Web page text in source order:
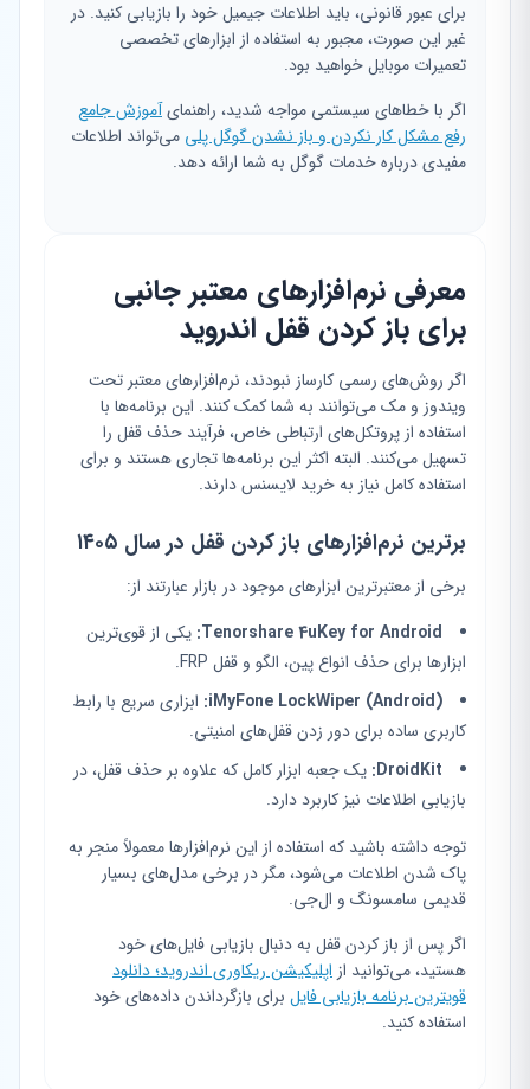
برای عبور قانونی، باید اطلاعات جیمیل خود را بازیابی کنید. در
غیر این صورت، مجبور به استفاده از ابزارهای تخصصی
تعمیرات موبایل خواهید بود.
اگر با خطاهای سیستمی مواجه شدید، راهنمایآموزش جامع
رفع مشکل کار نکردن و باز نشدن گوگل پلی می‌تواند اطلاعات
مفیدی درباره خدمات گوگل به شما ارائه دهد.
معرفی نرم‌افزارهای معتبر جانبی
برای باز کردن قفل اندروید
اگر روش‌های رسمی کارساز نبودند، نرم‌افزارهای معتبر تحت
ویندوز و مک می‌توانند به شما کمک کنند. این برنامه‌ها با
استفاده از پروتکل‌های ارتباطی خاص، فرآیند حذف قفل را
تسهیل می‌کنند. البته اکثر این برنامه‌ها تجاری هستند و برای
استفاده کامل نیاز به خرید لایسنس دارند.
برترین نرم‌افزارهای باز کردن قفل در سال ۱۴۰۵
برخی از معتبرترین ابزارهای موجود در بازار عبارتند از:
Tenorshare 4uKey for Android: یکی از قوی‌ترین
ابزارها برای حذف انواع پین، الگو و قفل FRP.
iMyFone LockWiper (Android): ابزاری سریع با رابط
کاربری ساده برای دور زدن قفل‌های امنیتی.
DroidKit: یک جعبه ابزار کامل که علاوه بر حذف قفل، در
بازیابی اطلاعات نیز کاربرد دارد.
توجه داشته باشید که استفاده از این نرم‌افزارها معمولاً منجر به
پاک شدن اطلاعات می‌شود، مگر در برخی مدل‌های بسیار
قدیمی سامسونگ و ال‌جی.
اگر پس از باز کردن قفل به دنبال بازیابی فایل‌های خود
هستید، می‌توانید از اپلیکیشن ریکاوری اندروید؛ دانلود
قویترین برنامه بازیابی فایل برای بازگرداندن داده‌های خود
استفاده کنید.